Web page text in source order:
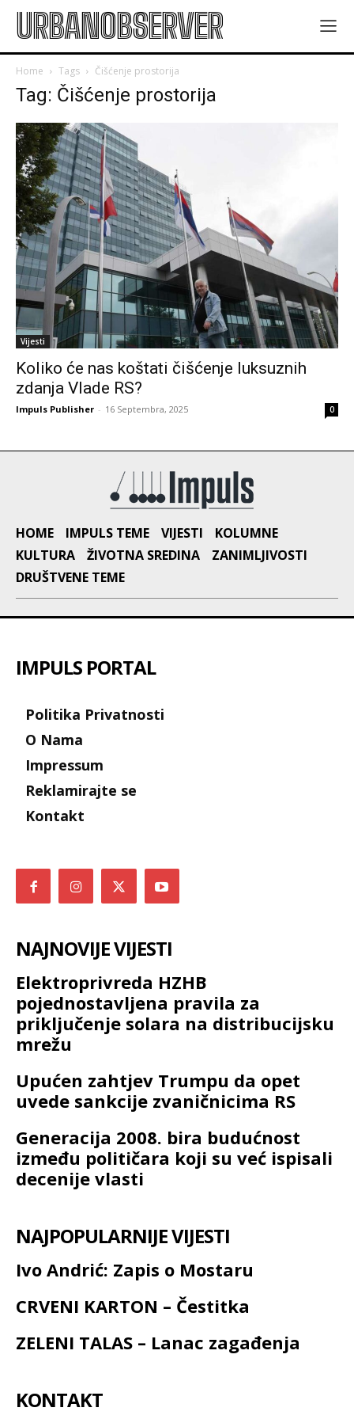
URBANOBSERVER
Home Tags Čišćenje prostorija
Tag: Čišćenje prostorija
Vijesti
Koliko će nas koštati čišćenje luksuznih
zdanja Vlade RS?
Impuls Publisher - 16 Septembra, 2025 0
HOME IMPULS TEME VIJESTI
KOLUMNE
KULTURA
ŽIVOTNA SREDINA
ZANIMLJIVOSTI
DRUŠTVENE TEME
IMPULS PORTAL
Politika Privatnosti
O Nama
Impressum
Reklamirajte se
Kontakt
NAJNOVIJE VIJESTI
Elektroprivreda HZHB
pojednostavljena pravila za
priključenje solara na distribucijsku
mrežu
Upućen zahtjev Trumpu da opet
uvede sankcije zvaničnicima RS
Generacija 2008. bira budućnost
između političara koji su već ispisali
decenije vlasti
NAJPOPULARNIJE VIJESTI
Ivo Andrić: Zapis o Mostaru
CRVENI KARTON – Čestitka
ZELENI TALAS – Lanac zagađenja
KONTAKT